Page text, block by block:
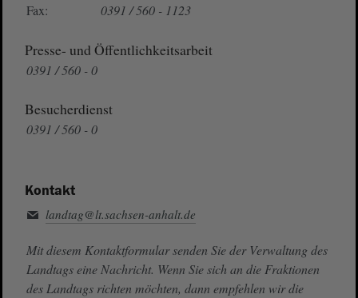
Fax:
0391 / 560 - 1123
Presse- und Öffentlichkeitsarbeit
0391 / 560 - 0
Besucherdienst
0391 / 560 - 0
Kontakt
landtag@lt.sachsen-anhalt.de
Mit diesem Kontaktformular senden Sie der Verwaltung des
Landtags eine Nachricht. Wenn Sie sich an die Fraktionen
des Landtags richten möchten, dann empfehlen wir die